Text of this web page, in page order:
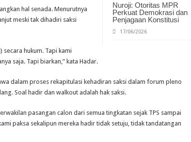
Nuroji: Otoritas MPR
Perkuat Demokrasi dan
Penjagaan Konstitusi
17/06/2026
hal senada. Menurutnya
meski tak dihadiri saksi
secara hukum. Tapi kami
saja. Tapi biarkan,” kata Hadar.
dalam proses rekapitulasi kehadiran saksi dalam forum pleno
Soal hadir dan walkout adalah hak saksi.
pasangan calon dari semua tingkatan sejak TPS sampai
paksa sekalipun mereka hadir tidak setuju, tidak tandatangan